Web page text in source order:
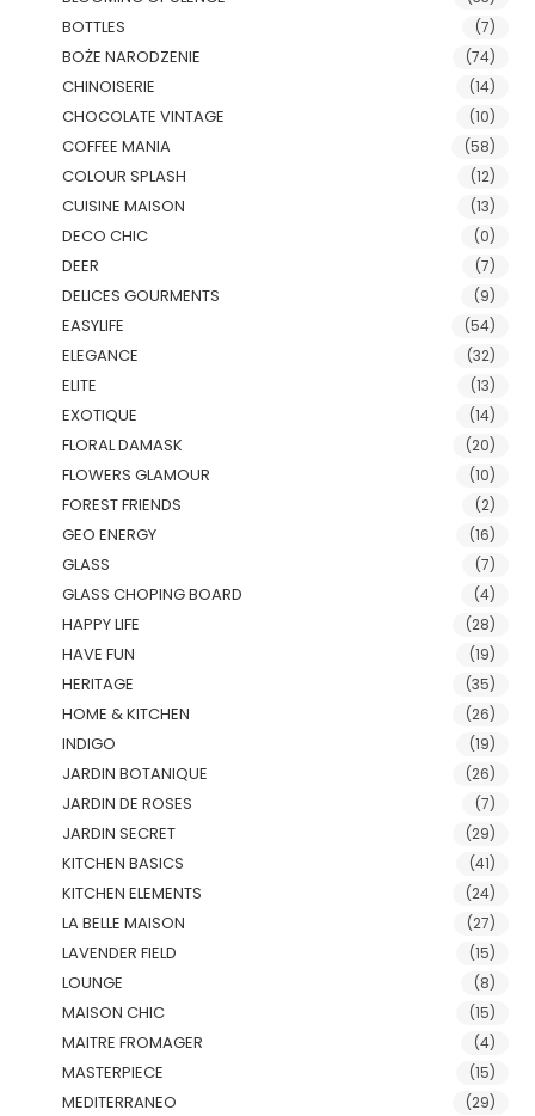
BOTTLES (7)
BOŻE NARODZENIE (74)
CHINOISERIE (14)
CHOCOLATE VINTAGE (10)
COFFEE MANIA (58)
COLOUR SPLASH (12)
CUISINE MAISON (13)
DECO CHIC (0)
DEER (7)
DELICES GOURMENTS (9)
EASYLIFE (54)
ELEGANCE (32)
ELITE (13)
EXOTIQUE (14)
FLORAL DAMASK (20)
FLOWERS GLAMOUR (10)
FOREST FRIENDS (2)
GEO ENERGY (16)
GLASS (7)
GLASS CHOPING BOARD (4)
HAPPY LIFE (28)
HAVE FUN (19)
HERITAGE (35)
HOME & KITCHEN (26)
INDIGO (19)
JARDIN BOTANIQUE (26)
JARDIN DE ROSES (7)
JARDIN SECRET (29)
KITCHEN BASICS (41)
KITCHEN ELEMENTS (24)
LA BELLE MAISON (27)
LAVENDER FIELD (15)
LOUNGE (8)
MAISON CHIC (15)
MAITRE FROMAGER (4)
MASTERPIECE (15)
MEDITERRANEO (29)